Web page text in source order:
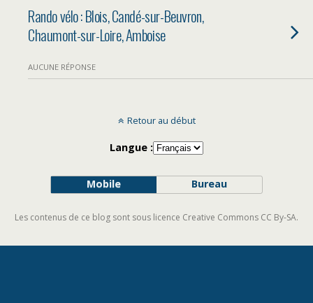
Rando vélo : Blois, Candé-sur-Beuvron,
Chaumont-sur-Loire, Amboise
AUCUNE RÉPONSE
Retour au début
Langue :
Mobile Bureau
Les contenus de ce blog sont sous licence Creative Commons CC By-SA.